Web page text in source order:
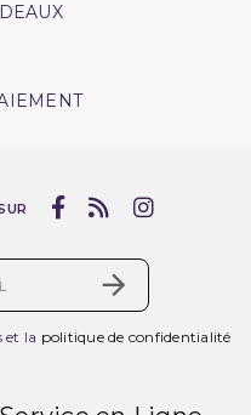
et la politique de confidentialité